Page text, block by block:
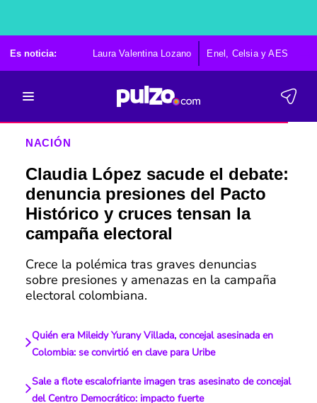
Es noticia: Laura Valentina Lozano Enel, Celsia y AES
NACIÓN
Claudia López sacude el debate:
denuncia presiones del Pacto
Histórico y cruces tensan la
campaña electoral
Crece la polémica tras graves denuncias
sobre presiones y amenazas en la campaña
electoral colombiana.
Quién era Mileidy Yurany Villada, concejal asesinada en
Colombia: se convirtió en clave para Uribe
Sale a flote escalofriante imagen tras asesinato de concejal
del Centro Democrático: impacto fuerte